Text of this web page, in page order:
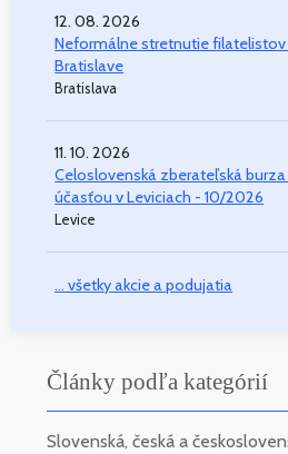
12. 08. 2026
Neformálne stretnutie
Bratislave
Bratislava
11. 10. 2026
Celoslovenská zberateľská
účasťou v Leviciach - 10/2026
Levice
... všetky akcie a podujatia
Články podľa kategórií
Slovenská, česká a